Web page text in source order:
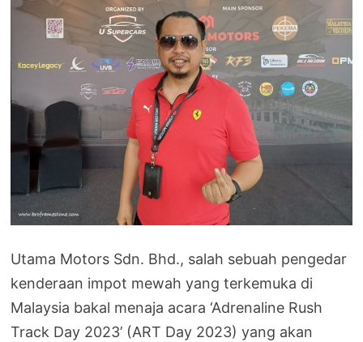
Utama Motors Sdn. Bhd., salah sebuah pengedar
kenderaan impot mewah yang terkemuka di
Malaysia bakal menaja acara ‘Adrenaline Rush
Track Day 2023’ (ART Day 2023) yang akan